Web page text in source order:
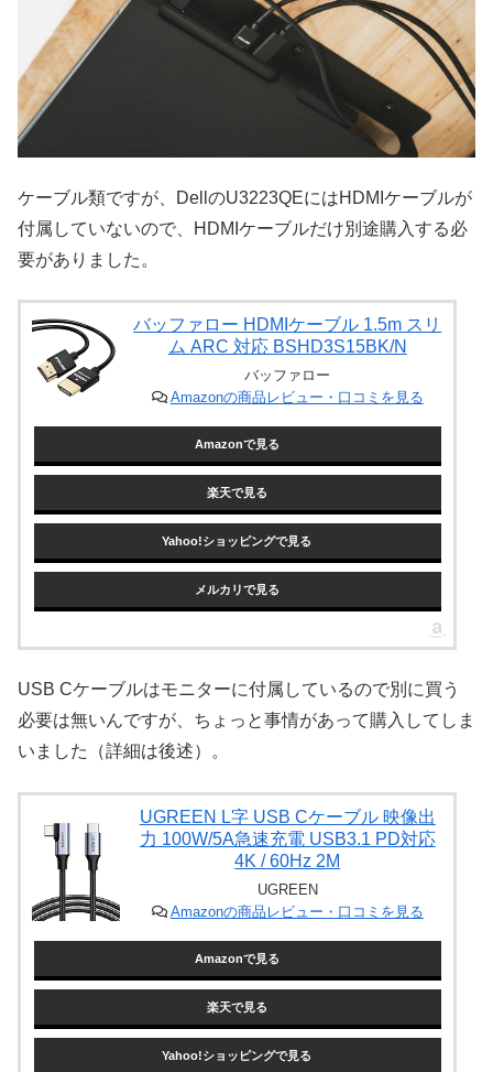
ケーブル類ですが、DellのU3223QEにはHDMIケーブルが
付属していないので、HDMIケーブルだけ別途購入する必
要がありました。
バッファロー HDMIケーブル 1.5m スリ
ム ARC 対応 BSHD3S15BK/N
バッファロー
Amazonの商品レビュー・口コミを見る
Amazonで見る
楽天で見る
Yahoo!ショッピングで見る
メルカリで見る
USB Cケーブルはモニターに付属しているので別に買う
必要は無いんですが、ちょっと事情があって購入してしま
いました（詳細は後述）。
UGREEN L字 USB Cケーブル 映像出
力 100W/5A急速充電 USB3.1 PD対応
4K / 60Hz 2M
UGREEN
Amazonの商品レビュー・口コミを見る
Amazonで見る
楽天で見る
Yahoo!ショッピングで見る